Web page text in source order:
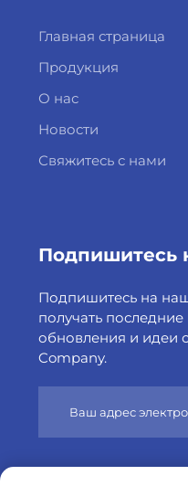
Главная страница
Продукция
О нас
Новости
Свяжитесь с нами
Подпишитесь
Подпишитесь на
получать
обновления и идеи
Company.